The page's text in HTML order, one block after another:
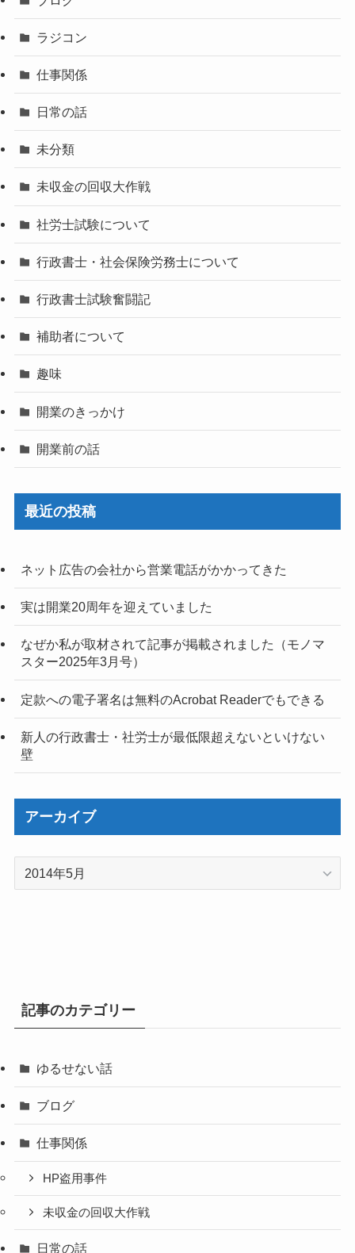
ラジコン
仕事関係
日常の話
未分類
未収金の回収大作戦
社労士試験について
行政書士・社会保険労務士について
行政書士試験奮闘記
補助者について
趣味
開業のきっかけ
開業前の話
最近の投稿
ネット広告の会社から営業電話がかかってきた
実は開業20周年を迎えていました
なぜか私が取材されて記事が掲載されました（モノマ
スター2025年3月号）
定款への電子署名は無料のAcrobat Readerでもできる
新人の行政書士・社労士が最低限超えないといけない
壁
アーカイブ
記事のカテゴリー
ゆるせない話
ブログ
仕事関係
HP盗用事件
未収金の回収大作戦
日常の話